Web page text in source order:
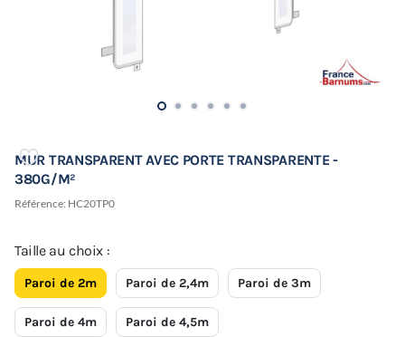
MUR TRANSPARENT AVEC PORTE TRANSPARENTE -
380G/M²
Référence: HC20TP0
Taille au choix :
Paroi de 2m Paroi de 2,4m Paroi de 3m
Paroi de 4m Paroi de 4,5m